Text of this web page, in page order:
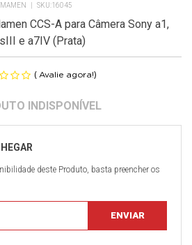
MAMEN 16045
CCS-A para Câmera Sony a1,
e a7IV (Prata)
( Avalie agora!)
deste Produto, basta preencher os